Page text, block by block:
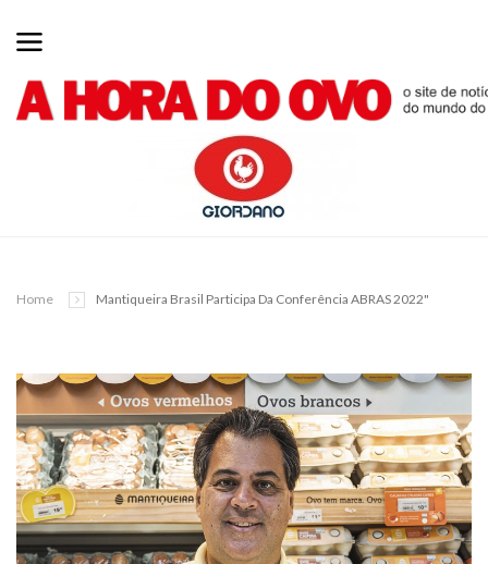
Home Mantiqueira Brasil Participa Da Conferência ABRAS 2022"